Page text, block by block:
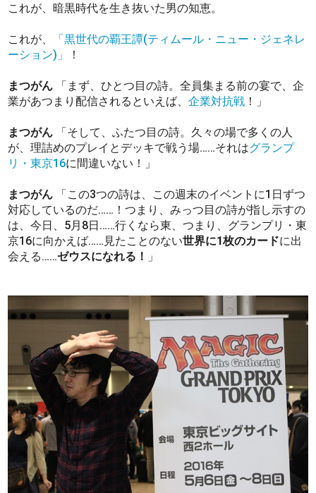
これが、暗黒時代を生き抜いた男の知恵。
これが、
「黒世代の覇王譚(ティムール・ニュー・ジェネレ
ーション)」
！
まつがん 「まず、ひとつ目の詩。全員集まる前の宴で、企
業があつまり配信されるといえば、企業対抗戦 ！」
まつがん 「そして、ふたつ目の詩。久々の場で多くの人
が、理詰めのプレイとデッキで戦う場……それはグランプ
リ・東京16に間違いない！」
まつがん 「この3つの詩は、この週末のイベントに1日ずつ
対応しているのだ……！つまり、みっつ目の詩が指し示すの
は、今日、5月8日……行くなら東、つまり、グランプリ・東
京16に向かえば……見たことのない世界に1枚のカードに出
会える……ゼウスになれる！ 」